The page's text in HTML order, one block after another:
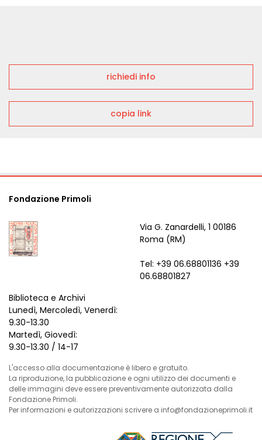
richiedi info
copia link
Fondazione Primoli
Via G. Zanardelli, 1 00186
Roma (RM)
Tel: +39 06.68801136 +39
06.68801827
Biblioteca e Archivi
Lunedì, Mercoledì, Venerdì:
9.30-13.30
Martedì, Giovedì:
9.30-13.30 / 14-17
L'accesso alla documentazione è libero e gratuito.
La riproduzione, la pubblicazione e ogni utilizzo dei documenti e
delle immagini deve essere preventivamente autorizzata dalla
Fondazione Primoli.
Per informazioni e autorizzazioni scrivere a info@fondazioneprimoli.it